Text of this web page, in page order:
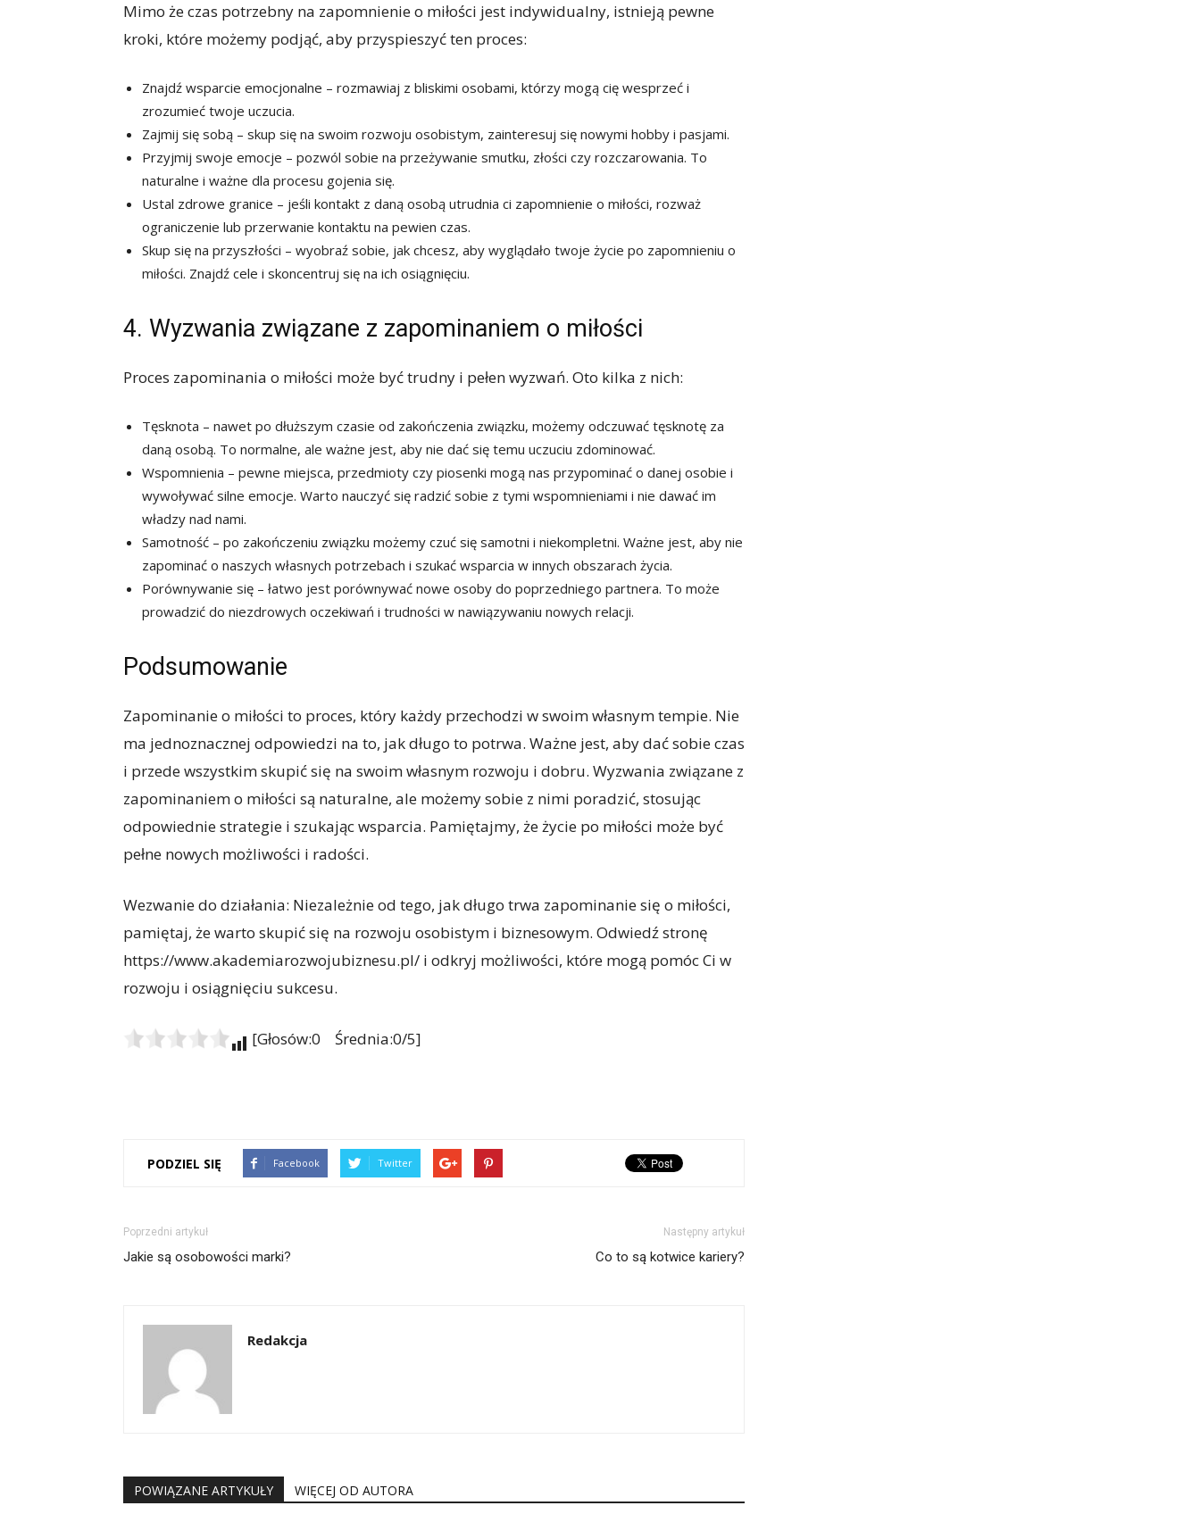
Mimo że czas potrzebny na zapomnienie o miłości jest indywidualny, istnieją pewne
kroki, które możemy podjąć, aby przyspieszyć ten proces:
Znajdź wsparcie emocjonalne – rozmawiaj z bliskimi osobami, którzy mogą cię wesprzeć i
zrozumieć twoje uczucia.
Zajmij się sobą – skup się na swoim rozwoju osobistym, zainteresuj się nowymi hobby i pasjami.
Przyjmij swoje emocje – pozwól sobie na przeżywanie smutku, złości czy rozczarowania. To
naturalne i ważne dla procesu gojenia się.
Ustal zdrowe granice – jeśli kontakt z daną osobą utrudnia ci zapomnienie o miłości, rozważ
ograniczenie lub przerwanie kontaktu na pewien czas.
Skup się na przyszłości – wyobraź sobie, jak chcesz, aby wyglądało twoje życie po zapomnieniu o
miłości. Znajdź cele i skoncentruj się na ich osiągnięciu.
4. Wyzwania związane z zapominaniem o miłości
Proces zapominania o miłości może być trudny i pełen wyzwań. Oto kilka z nich:
Tęsknota – nawet po dłuższym czasie od zakończenia związku, możemy odczuwać tęsknotę za
daną osobą. To normalne, ale ważne jest, aby nie dać się temu uczuciu zdominować.
Wspomnienia – pewne miejsca, przedmioty czy piosenki mogą nas przypominać o danej osobie i
wywoływać silne emocje. Warto nauczyć się radzić sobie z tymi wspomnieniami i nie dawać im
władzy nad nami.
Samotność – po zakończeniu związku możemy czuć się samotni i niekompletni. Ważne jest, aby nie
zapominać o naszych własnych potrzebach i szukać wsparcia w innych obszarach życia.
Porównywanie się – łatwo jest porównywać nowe osoby do poprzedniego partnera. To może
prowadzić do niezdrowych oczekiwań i trudności w nawiązywaniu nowych relacji.
Podsumowanie
Zapominanie o miłości to proces, który każdy przechodzi w swoim własnym tempie. Nie
ma jednoznacznej odpowiedzi na to, jak długo to potrwa. Ważne jest, aby dać sobie czas
i przede wszystkim skupić się na swoim własnym rozwoju i dobru. Wyzwania związane z
zapominaniem o miłości są naturalne, ale możemy sobie z nimi poradzić, stosując
odpowiednie strategie i szukając wsparcia. Pamiętajmy, że życie po miłości może być
pełne nowych możliwości i radości.
Wezwanie do działania: Niezależnie od tego, jak długo trwa zapominanie się o miłości,
pamiętaj, że warto skupić się na rozwoju osobistym i biznesowym. Odwiedź stronę
https://www.akademiarozwojubiznesu.pl/ i odkryj możliwości, które mogą pomóc Ci w
rozwoju i osiągnięciu sukcesu.
[Głosów:0 Średnia:0/5]
PODZIEL SIĘ Facebook Twitter
Poprzedni artykuł
Jakie są osobowości marki?
Następny artykuł
Co to są kotwice kariery?
Redakcja
POWIĄZANE ARTYKUŁY WIĘCEJ OD AUTORA